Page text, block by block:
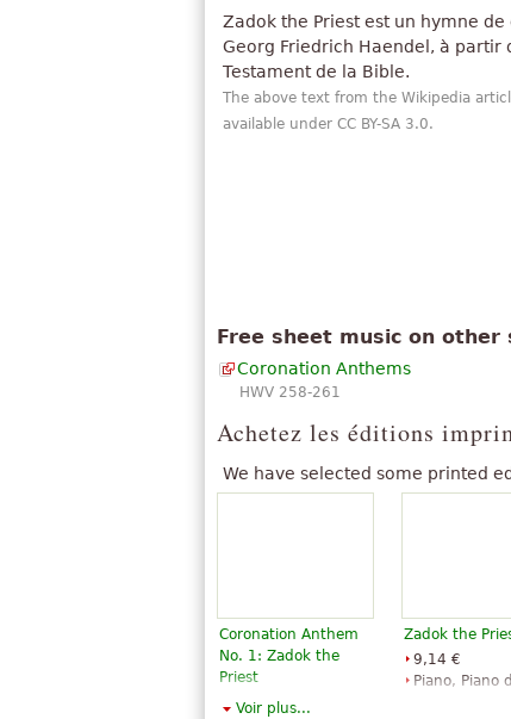
«très bonnes contributions n'ont
Tout voir (15)
Zadok the Priest est un hymne
Georg Friedrich Haendel, à partir
Testament de la Bible.
The above text from the Wikipedia
available under CC BY-SA 3.0.
Free sheet music on other
Coronation Anthems
HWV 258-261
Achetez les éditions
We have selected some printed
Coronation Anthem
No. 1: Zadok the
Priest
3,92 €
Zadok the
9,14 €
Piano, Piano
Voir plus...